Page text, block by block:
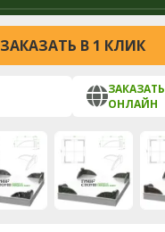
ЗАКАЗАТЬ В 1 КЛИК
ЗАКАЗАТЬ
ОНЛАЙН